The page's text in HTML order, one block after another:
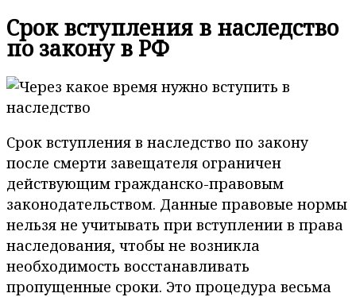
Срок вступления в наследство
по закону в РФ
Срок вступления в наследство по закону
после смерти завещателя ограничен
действующим гражданско-правовым
законодательством. Данные правовые нормы
нельзя не учитывать при вступлении в права
наследования, чтобы не возникла
необходимость восстанавливать
пропущенные сроки. Это процедура весьма